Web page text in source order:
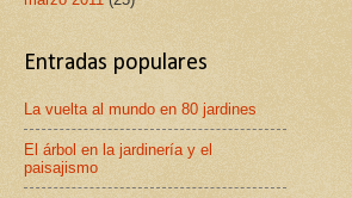
Entradas populares
La vuelta al mundo en 80 jardines
El árbol en la jardinería y el
paisajismo